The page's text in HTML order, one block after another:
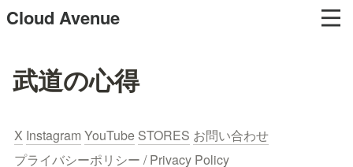
Cloud Avenue
武道の心得
X Instagram YouTube STORES お問い合わせ
プライバシーポリシー / Privacy Policy